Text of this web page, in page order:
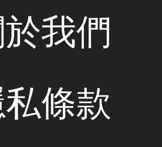
我們
私條款